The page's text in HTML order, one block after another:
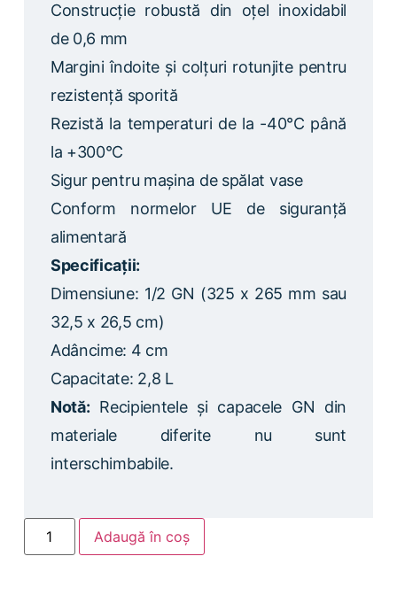
Construcție robustă din oțel inoxidabil
de 0,6 mm
Margini îndoite și colțuri rotunjite pentru
rezistență sporită
Rezistă la temperaturi de la -40°C până
la +300°C
Sigur pentru mașina de spălat vase
Conform normelor UE de siguranță
alimentară
Specificații:
Dimensiune: 1/2 GN (325 x 265 mm sau
32,5 x 26,5 cm)
Adâncime: 4 cm
Capacitate: 2,8 L
Notă: Recipientele și capacele GN din
materiale diferite nu sunt
interschimbabile.
Adaugă în coș